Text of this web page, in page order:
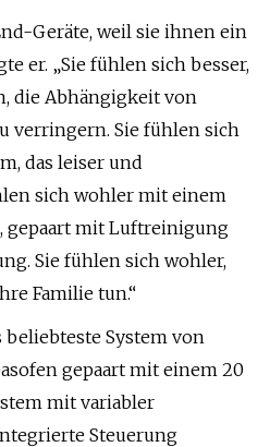
Geräte, weil sie ihnen ein
er. „Sie fühlen sich besser,
die Abhängigkeit von
verringern. Sie fühlen sich
das leiser und
sich wohler mit einem
gepaart mit Luftreinigung
Sie fühlen sich wohler,
Familie tun.“
beliebteste System von
gepaart mit einem 20
mit variabler
Steuerung